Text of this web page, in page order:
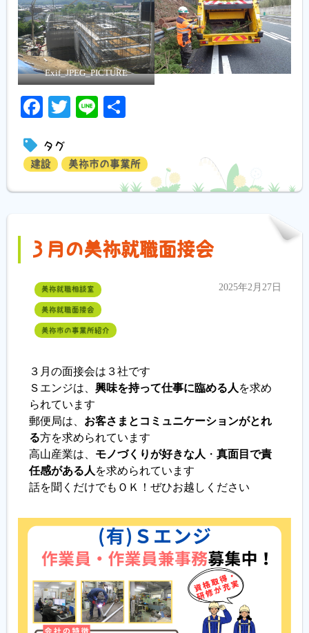
Exif_JPEG_PICTURE
Facebook
Twitter
Line
タグ
建設 美祢市の事業所
３月の美祢就職面接会
美祢就職相談室
美祢就職面接会
美祢市の事業所紹介
2025年2月27日
３月の面接会は３社です
Ｓエンジは、 興味を持って仕事に臨める人 を求め
られています
郵便局は、 お客さまとコミュニケーションがとれ
る方を求められています
高山産業は、 モノづくりが好きな人 ・ 真面目で責
任感がある人 を求められています
話を聞くだけでもＯＫ！ぜひお越しください